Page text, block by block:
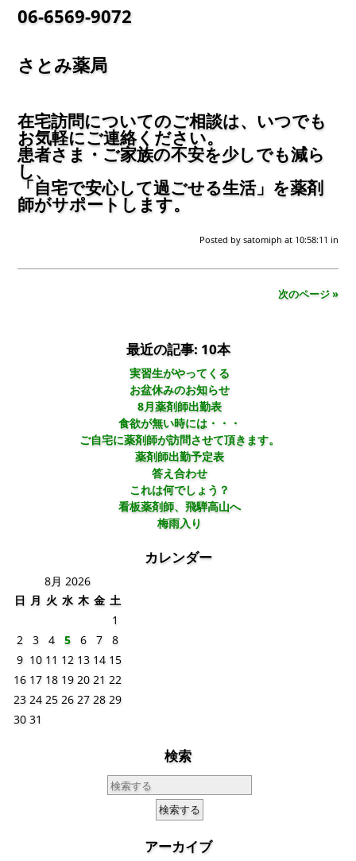
06-6569-9072
さとみ薬局
在宅訪問についてのご相談は、いつでも
お気軽にご連絡ください。
患者さま・ご家族の不安を少しでも減ら
し、
「自宅で安心して過ごせる生活」を薬剤
師がサポートします。
Posted by satomiph at 10:58:11 in
次のページ »
最近の記事: 10本
実習生がやってくる
お盆休みのお知らせ
8月薬剤師出勤表
食欲が無い時には・・・
ご自宅に薬剤師が訪問させて頂きます。
薬剤師出勤予定表
答え合わせ
これは何でしょう？
看板薬剤師、飛騨高山へ
梅雨入り
カレンダー
8月 2026
日 月 火 水 木 金 土
1
2
3 4 5 6 7
8
9 10 11 12 13 14 15
16 17 18 19 20 21 22
23 24 25 26 27 28 29
30 31
検索
アーカイブ